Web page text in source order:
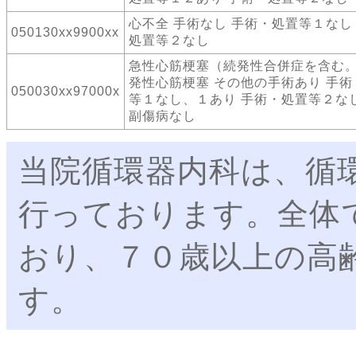
050130xx9900xx
心不全 手術なし 手術・処置等１なし
処置等２なし
050030xx97000x
急性心筋梗塞（続発性合併症を含む
発性心筋梗塞 その他の手術あり 手術
等１なし、１あり 手術・処置等２な
副傷病なし
当院循環器内科は、循
行っております。全体
おり、７０歳以上の高
す。